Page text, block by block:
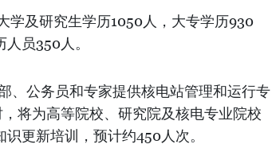
学及研究生学历1050人，大专学历930
员350人。
、公务员和专家提供核电站管理和运行专
将为高等院校、研究院及核电专业院校
更新培训，预计约450人次。